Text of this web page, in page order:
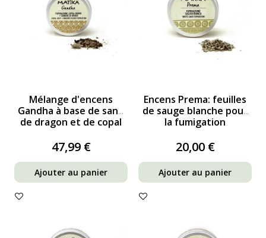
Mélange d'encens
Gandha à base de sang
de dragon et de copal
47,99 €
Ajouter au panier
Encens Prema: feuilles
de sauge blanche pour
la fumigation
20,00 €
Ajouter au panier